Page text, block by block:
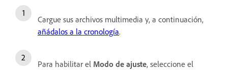
Cargue sus archivos multimedia y, a continuación,
añádalos a la cronología.
Para habilitar el Modo de ajuste, seleccione el